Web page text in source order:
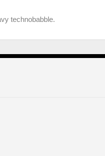
technobabble.